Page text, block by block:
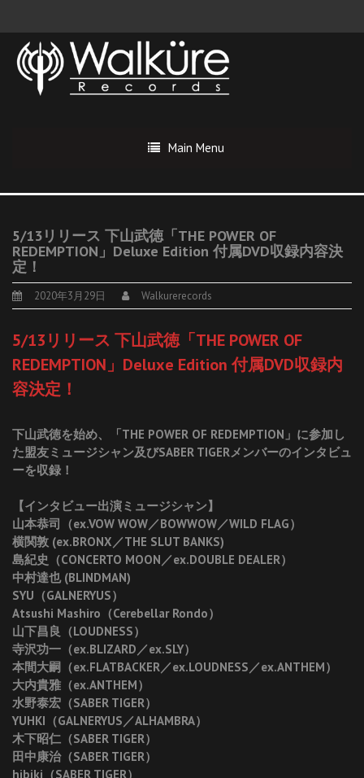
Main Menu
5/13リリース 下山武徳「THE POWER OF
REDEMPTION」Deluxe Edition 付属DVD収録内容決
定！
2020年3月29日 Walkurerecords
5/13リリース 下山武徳「THE POWER OF
REDEMPTION」Deluxe Edition 付属DVD収録内
容決定！
下山武徳を始め、「THE POWER OF REDEMPTION」に参加し
た盟友ミュージシャン及びSABER TIGERメンバーのインタビュ
ーを収録！
【インタビュー出演ミュージシャン】
山本恭司（ex.VOW WOW／BOWWOW／WILD FLAG）
横関敦 (ex.BRONX／THE SLUT BANKS)
島紀史（CONCERTO MOON／ex.DOUBLE DEALER）
中村達也 (BLINDMAN)
SYU（GALNERYUS）
Atsushi Mashiro（Cerebellar Rondo）
山下昌良（LOUDNESS）
寺沢功一（ex.BLIZARD／ex.SLY）
本間大嗣（ex.FLATBACKER／ex.LOUDNESS／ex.ANTHEM）
大内貴雅（ex.ANTHEM）
水野泰宏（SABER TIGER）
YUHKI（GALNERYUS／ALHAMBRA）
木下昭仁（SABER TIGER）
田中康治（SABER TIGER）
hibiki（SABER TIGER）